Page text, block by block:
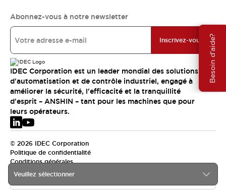
Besoin d'aide?
Veuillez sélectionner
Abonnez-vous à notre newsletter
Inscrivez-vous
IDEC Corporation est un leader mondial des solutions
d'automatisation et de contrôle industriel, engagé à
améliorer la sécurité, l'efficacité et la tranquillité
d'esprit – ANSHIN – tant pour les machines que pour
leurs opérateurs.
© 2026 IDEC Corporation
Politique de confidentialité
Conditions générales
EMEA